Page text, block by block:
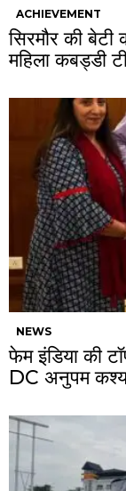
ACHIEVEMENT
सिरमौर की
महिला कबड्डी
NEWS
फेम इंडिया की
DC अनुपम